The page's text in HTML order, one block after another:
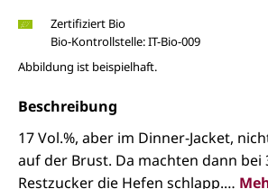
Zertifiziert Bio
Bio-Kontrollstelle: IT-Bio-009
Abbildung ist beispielhaft.
Beschreibung
17 Vol.%, aber im Dinner-Jacket,
auf der Brust. Da machten dann bei
Restzucker die Hefen schlapp.…